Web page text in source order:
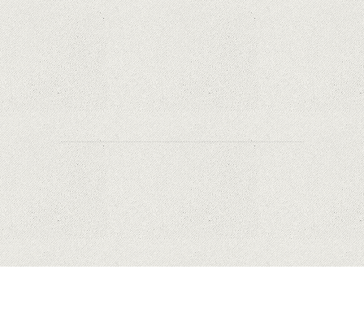
Orange a inclus telefoane premium
recondiționate în portofoliul său; Cum sunt
prețurile față de alte platforme similare?